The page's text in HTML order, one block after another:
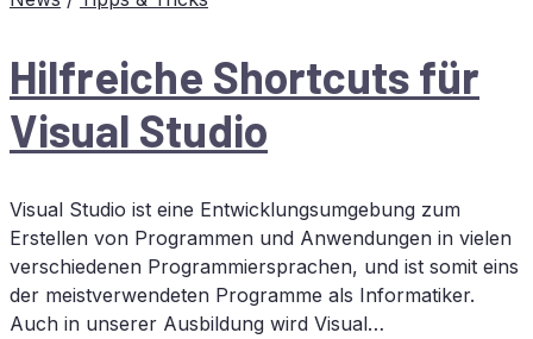
Hilf­rei­che Short­cuts für
Vi­su­al Studio
Visual Studio ist eine Entwicklungsumgebung zum
Erstellen von Programmen und Anwendungen in vielen
verschiedenen Programmiersprachen, und ist somit eins
der meistverwendeten Programme als Informatiker.
Auch in unserer Ausbildung wird Visual…